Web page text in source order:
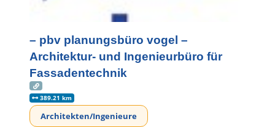
– pbv planungsbüro vogel –
Architektur- und Ingenieurbüro für
Fassadentechnik
389.21 km
Architekten/Ingenieure